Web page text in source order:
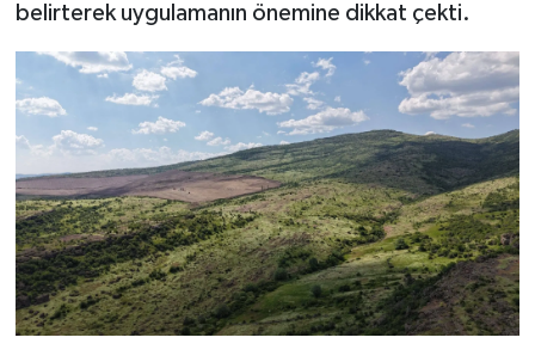
belirterek uygulamanın önemine dikkat çekti.